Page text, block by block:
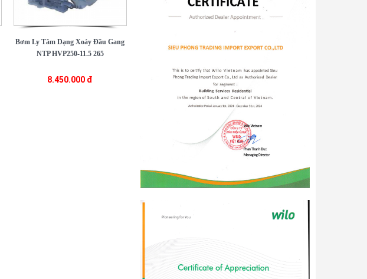
Bơm Ly Tâm Dạng Xoáy Đầu Gang
NTP HVP250-11.5 265
8.450.000 đ